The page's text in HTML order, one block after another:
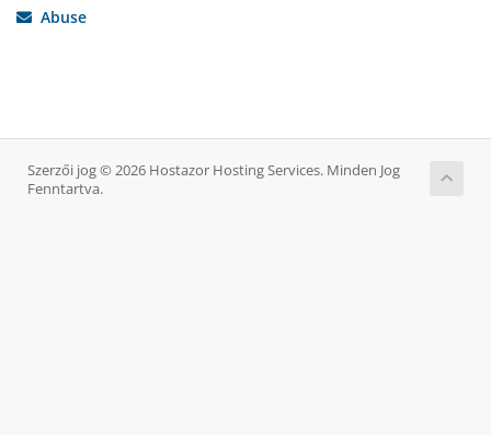
Abuse
Szerzői jog © 2026 Hostazor Hosting Services. Minden Jog
Fenntartva.